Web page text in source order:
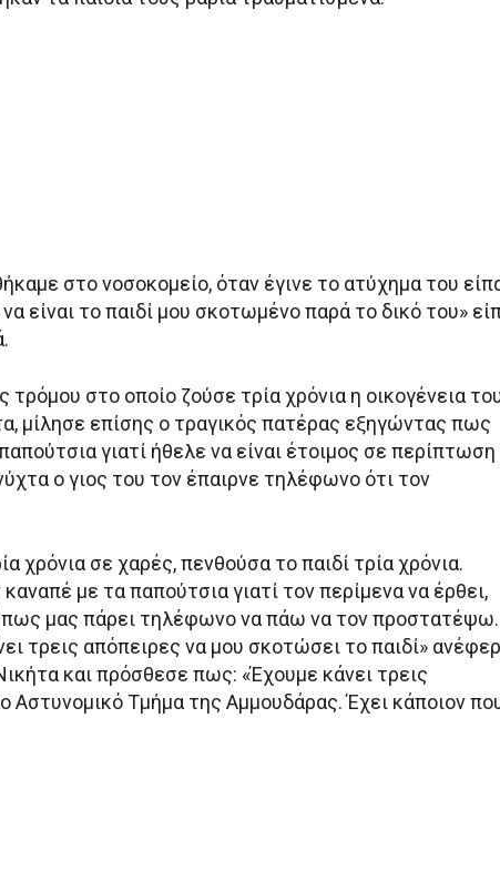
στο νοσοκομείο, όταν έγινε το ατύχημα του
είναι το παιδί μου σκοτωμένο παρά το δικό του»
τρόμου στο οποίο ζούσε τρία χρόνια η οικογένεια
μίλησε επίσης ο τραγικός πατέρας εξηγώντας πως
γιατί ήθελε να είναι έτοιμος σε περίπτωση
ο γιος του τον έπαιρνε τηλέφωνο ότι τον
χρόνια σε χαρές, πενθούσα το παιδί τρία χρόνια.
με τα παπούτσια γιατί τον περίμενα να έρθει,
μας πάρει τηλέφωνο να πάω να τον προστατέψω.
τρεις απόπειρες να μου σκοτώσει το παιδί»
και πρόσθεσε πως: «Έχουμε κάνει τρεις
Αστυνομικό Τμήμα της Αμμουδάρας. Έχει κάποιον